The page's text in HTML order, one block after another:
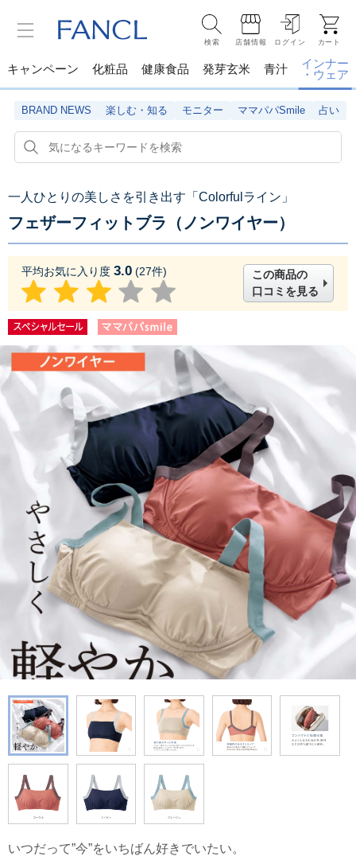
検索 店舗情報 ログイン カート
キャンペーン 化粧品 健康食品 発芽玄米 青汁
インナー
・ウェア
BRAND NEWS 楽しむ・知る モニター ママパパSmile 占い
一人ひとりの美しさを引き出す「Colorfulライン」
フェザーフィットブラ（ノンワイヤー）
平均お気に入り度 3.0 (27件)
この商品の
口コミを見る
いつだって”今”をいちばん好きでいたい。